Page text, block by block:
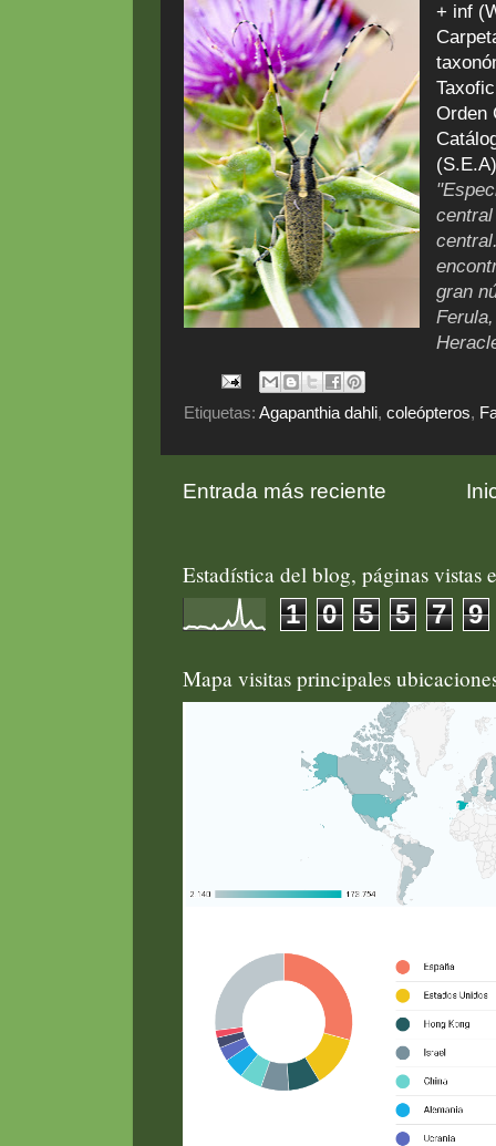
+ inf
Orden
gran
Etiquetas: Agapanthia dahli, coleópteros,
Entrada más reciente
Estadística del blog, páginas vistas
1 0 5 5 7 9
Mapa visitas principales